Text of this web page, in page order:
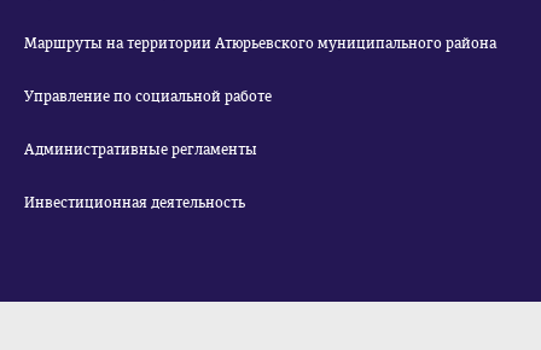
Маршруты на территории Атюрьевского муниципального района
Управление по социальной работе
Административные регламенты
Инвестиционная деятельность